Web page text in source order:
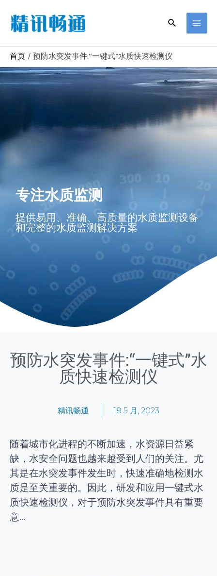
首页 预防水突发事件:“一键式”水质快速检测仪
专注水质监测
提供易用、准确、高质量的水质监测设备
和完整的水质监测解决方案
预防水突发事件:“一键式”水
质快速检测仪
精讯畅通 18 5 月, 2023
随着城市化进程的不断加速，水资源日益紧
缺，水安全问题也越来越受到人们的关注。尤
其是在水突发事件发生时，快速准确地检测水
质是至关重要的。因此，研发和应用一键式水
质快速检测仪，对于预防水突发事件具有重要
意...